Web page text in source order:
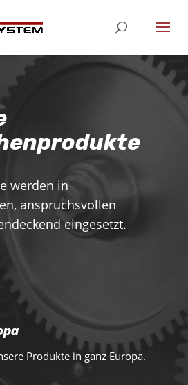
werden in
anspruchsvollen
eingesetzt.
Produkte in ganz Europa.